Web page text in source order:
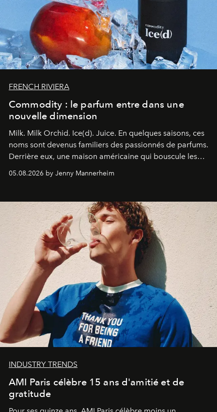
FRENCH RIVIERA
Commodity : le parfum entre dans une
nouvelle dimension
Milk. Milk Orchid. Ice(d). Juice. En quelques saisons, ces
noms sont devenus familiers des passionnés de parfums.
Derrière eux, une maison américaine qui bouscule les
codes de la parfumerie contemporaine en proposant
une approche aussi intuitive que personnelle :
05.08.2026 by Jenny Mannerheim
INDUSTRY TRENDS
AMI Paris célèbre 15 ans d'amitié et de
gratitude